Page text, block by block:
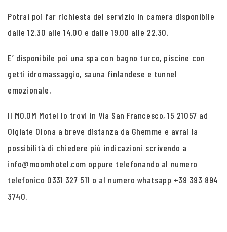
Potrai poi far richiesta del servizio in camera disponibile
dalle 12.30 alle 14.00 e dalle 19.00 alle 22.30.
E’ disponibile poi una spa con bagno turco, piscine con
getti idromassaggio, sauna finlandese e tunnel
emozionale.
Il MO.OM Motel lo trovi in Via San Francesco, 15 21057 ad
Olgiate Olona a breve distanza da Ghemme e avrai la
possibilità di chiedere più indicazioni scrivendo a
info@moomhotel.com oppure telefonando al numero
telefonico 0331 327 511 o al numero whatsapp +39 393 894
3740.